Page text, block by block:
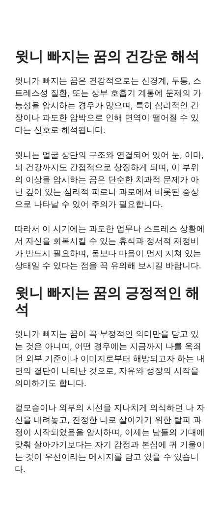
윗니 빠지는 꿈의 건강운 해석
윗니가 빠지는 꿈은 건강적으로는 신경계, 두통, 스
트레스성 질환, 또는 상부 호흡기 계통에 문제의 가
능성을 암시하는 경우가 많으며, 특히 심리적인 긴
장이나 과도한 압박으로 인해 면역이 떨어질 수 있
다는 신호로 해석됩니다.
윗니는 얼굴 상단의 구조와 연결되어 있어 눈, 이마,
뇌 건강까지도 간접적으로 상징하게 되며, 이 부위
의 이상을 암시하는 꿈은 단순한 치과적 문제가 아
닌 깊이 있는 심리적 피로나 과로에서 비롯된 증상
으로 나타날 수 있어 주의가 필요합니다.
따라서 이 시기에는 과도한 업무나 스트레스 상황에
서 자신을 회복시킬 수 있는 휴식과 정서적 재정비
가 반드시 필요하며, 몸보다 마음이 먼저 지쳐 있는
상태일 수 있다는 점을 꼭 유의해 보시길 바랍니다.
윗니 빠지는 꿈의 긍정적인 해
석
윗니가 빠지는 꿈이 꼭 부정적인 의미만을 담고 있
는 것은 아니며, 어떤 경우에는 지금까지 나를 옥죄
던 외부 기준이나 이미지로부터 해방되고자 하는 내
면의 결단이 나타난 것으로, 자유와 성장의 시작을
의미하기도 합니다.
겉모습이나 외부의 시선을 지나치게 의식하던 나 자
신을 내려놓고, 진정한 나로 살아가기 위한 탈피 과
정이 시작되었음을 암시하며, 이제는 남들의 기대에
맞춰 살아가기보다는 자기 감정과 본심에 귀 기울이
는 것이 우선이라는 메시지를 담고 있을 수 있습니
다.